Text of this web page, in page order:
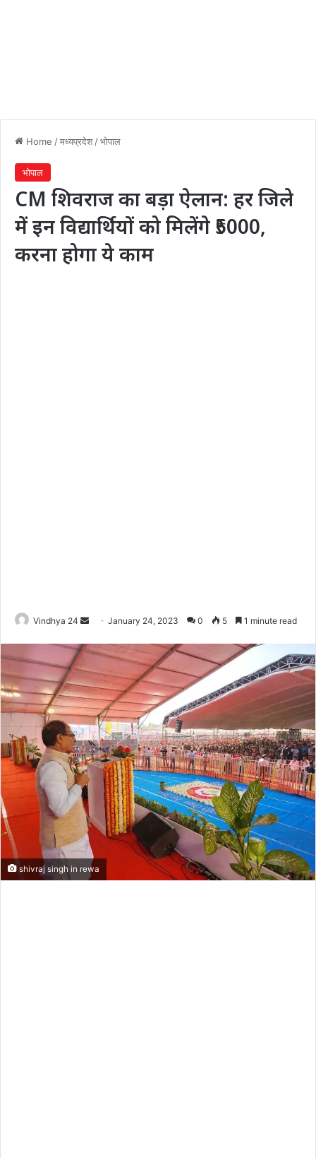
Home /मध्यप्रदेश /भोपाल
भोपाल
CM शिवराज का बड़ा ऐलान: हर जिले
में इन विद्यार्थियों को मिलेंगे ₹5000,
करना होगा ये काम
Vindhya 24
Send
email
January 24, 2023 0 5 1 minute read
shivraj singh in rewa